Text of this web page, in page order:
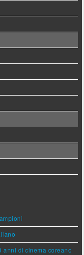
anni di cinema coreano